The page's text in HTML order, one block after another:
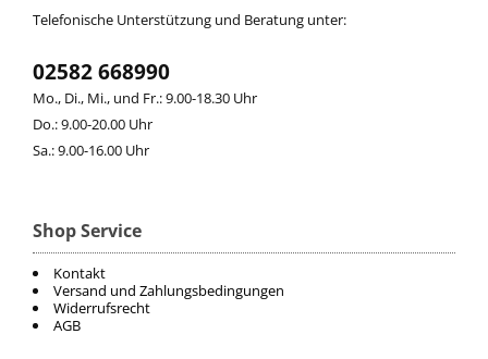
Telefonische Unterstützung und Beratung unter:
02582 668990
Mo., Di., Mi., und Fr.: 9.00-18.30 Uhr
Do.: 9.00-20.00 Uhr
Sa.: 9.00-16.00 Uhr
Shop Service
Kontakt
Versand und Zahlungsbedingungen
Widerrufsrecht
AGB